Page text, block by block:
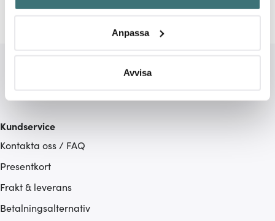
Identifiera din enhet genom att aktivt skanna den för
Ta reda på mer om hur dina personliga uppgifter
Du kan ändra eller dra tillbaka ditt samtycke när som
ska anpassas efter det som vi tror att du tycker om. Det
gör också att vi kan analysera vår trafik och göra
som du vill dela med dig av.
Anpassa
Avvisa
Kundservice
Kontakta oss / FAQ
Presentkort
Frakt & leverans
Betalningsalternativ